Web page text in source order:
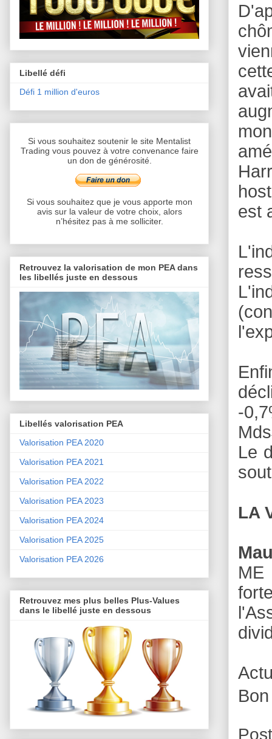
est
-
Le
LA
ME
Libellé défi
Défi 1 million d'euros
Si vous souhaitez soutenir le site Mentalist
Trading vous pouvez à votre convenance faire
un don de générosité.
Si vous souhaitez que je vous apporte mon
avis sur la valeur de votre choix, alors
n’hésitez pas à me solliciter.
Retrouvez la valorisation de mon PEA dans
les libellés juste en dessous
Libellés valorisation PEA
Valorisation PEA 2020
Valorisation PEA 2021
Valorisation PEA 2022
Valorisation PEA 2023
Valorisation PEA 2024
Valorisation PEA 2025
Valorisation PEA 2026
Retrouvez mes plus belles Plus-Values
dans le libellé juste en dessous